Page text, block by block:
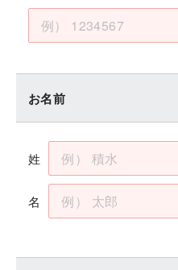
お名前
姓
名